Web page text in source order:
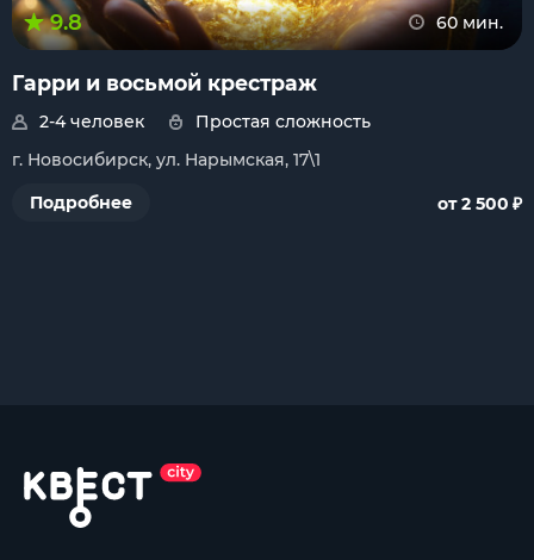
9.8 60 мин.
Гарри и восьмой крестраж
2-4 человек
Простая сложность
г. Новосибирск, ул. Нарымская, 17\1
Подробнее
от 2 500 ₽